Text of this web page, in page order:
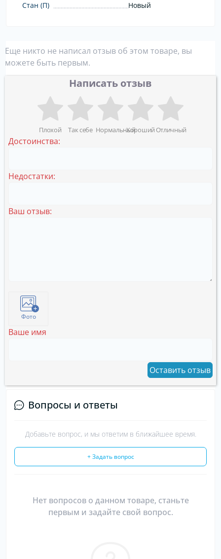
Стан (П) Новый
Еще никто не написал отзыв об этом товаре, вы
можете быть первым.
Написать отзыв
Плохой Так себе НормальныйХороший Отличный
Достоинства:
Недостатки:
Ваш отзыв:
Фото
Ваше имя
Оставить отзыв
Вопросы и ответы
Добавьте вопрос, и мы ответим в ближайшее время.
+ Задать вопрос
Нет вопросов о данном товаре, станьте
первым и задайте свой вопрос.